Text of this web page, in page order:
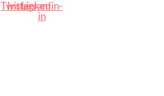
Twitter
Instagram
Linkedin-
in